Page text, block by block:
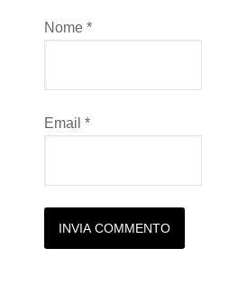
Nome *
Email *